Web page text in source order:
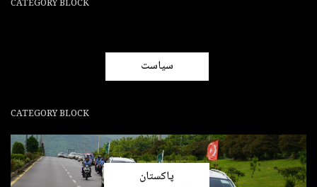
CATEGORY BLOCK
سیاست
CATEGORY BLOCK
پاکستان